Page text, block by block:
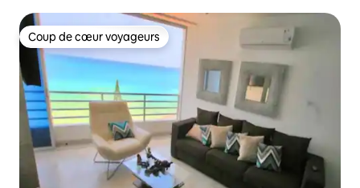
Coup de cœur voyageurs
Coup de cœur voyageurs